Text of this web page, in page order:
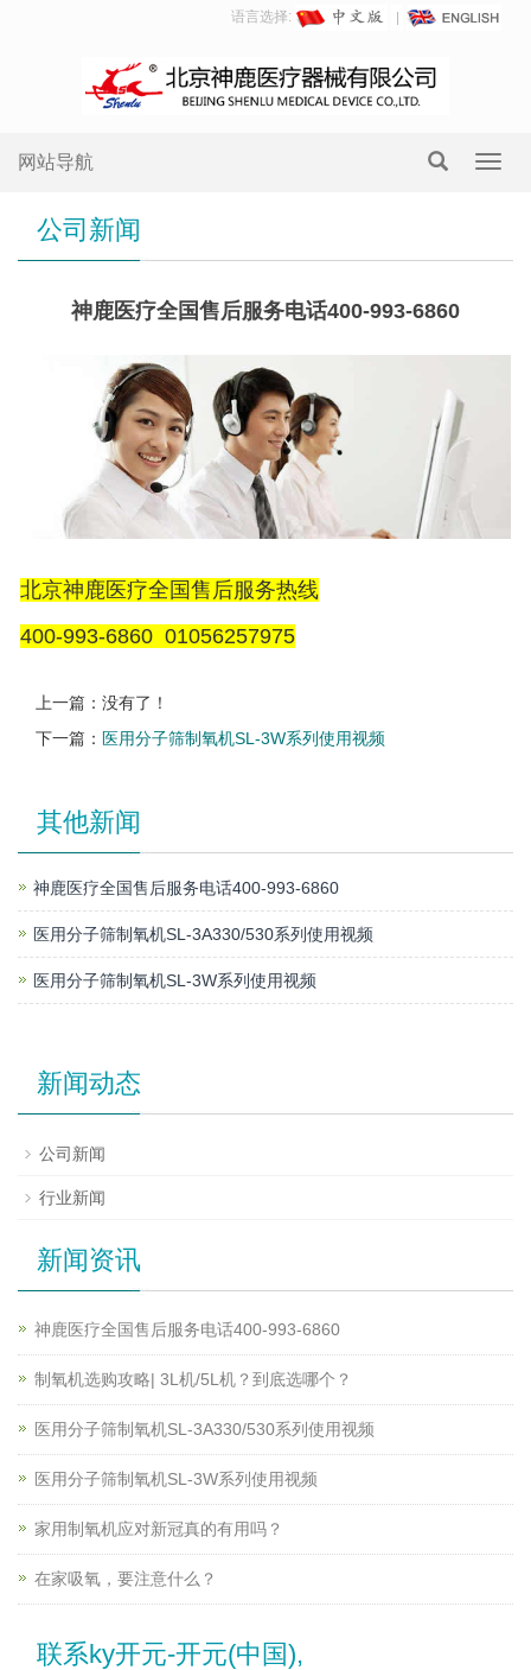
语言选择:
网站导航
公司新闻
神鹿医疗全国售后服务电话400-993-6860
北京神鹿医疗全国售后服务热线
400-993-6860 01056257975
上一篇：没有了！
下一篇： 医用分子筛制氧机SL-3W系列使用视频
其他新闻
神鹿医疗全国售后服务电话400-993-6860
医用分子筛制氧机SL-3A330/530系列使用视频
医用分子筛制氧机SL-3W系列使用视频
新闻动态
公司新闻
行业新闻
新闻资讯
神鹿医疗全国售后服务电话400-993-6860
制氧机选购攻略| 3L机/5L机？到底选哪个？
医用分子筛制氧机SL-3A330/530系列使用视频
医用分子筛制氧机SL-3W系列使用视频
家用制氧机应对新冠真的有用吗？
在家吸氧，要注意什么？
联系ky开元-开元(中国),